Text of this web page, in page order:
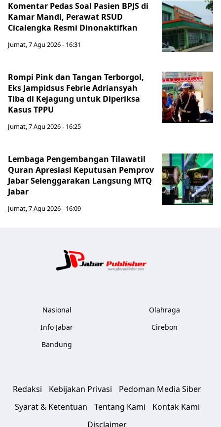
Komentar Pedas Soal Pasien BPJS di
Kamar Mandi, Perawat RSUD
Cicalengka Resmi Dinonaktifkan
Jumat, 7 Agu 2026 - 16:31
Rompi Pink dan Tangan Terborgol,
Eks Jampidsus Febrie Adriansyah
Tiba di Kejagung untuk Diperiksa
Kasus TPPU
Jumat, 7 Agu 2026 - 16:25
Lembaga Pengembangan Tilawatil
Quran Apresiasi Keputusan Pemprov
Jabar Selenggarakan Langsung MTQ
Jabar
Jumat, 7 Agu 2026 - 16:09
Nasional
Info Jabar
Bandung
Olahraga
Cirebon
Redaksi Kebijakan Privasi
Pedoman Media Siber
Syarat & Ketentuan
Tentang Kami
Kontak Kami
Disclaimer